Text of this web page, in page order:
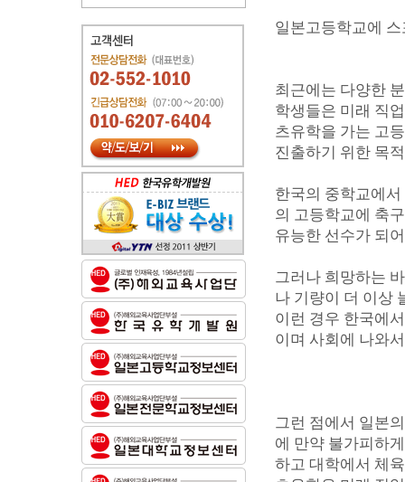
일본고등학교에
최근에는 다양한
학생들은 미래 직
츠유학을 가는 고
진출하기 위한 목
한국의 중학교에
의 고등학교에 축
유능한 선수가 되
그러나 희망하는
나 기량이 더 이상
이런 경우 한국에
이며 사회에 나와
그런 점에서 일본
에 만약 불가피하
하고 대학에서 체